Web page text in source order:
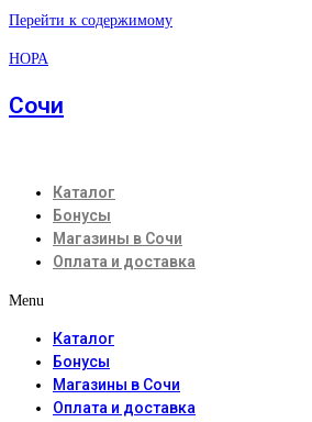
Перейти к содержимому
НОРА
Сочи
Каталог
Бонусы
Магазины в Сочи
Оплата и доставка
Menu
Каталог
Бонусы
Магазины в Сочи
Оплата и доставка